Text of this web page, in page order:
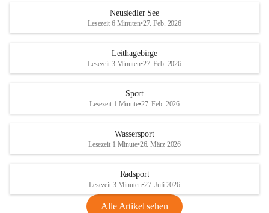
S
und den daraus folgenden wirtschaftlichen
Maßnahmen zur Bekämpfung
Rebe und der Amerikanischen
Anhang VBl. EU Nr. 18
1 Seite•1,4 MB
VBl. EU Nr. 18_2026
r
S
Neusiedler See
Lesezeit 6 Minuten•27. Feb. 2026
Leithagebirge
Lesezeit 3 Minuten•27. Feb. 2026
Sport
Lesezeit 1 Minute•27. Feb. 2026
Wassersport
Lesezeit 1 Minute•26. März 2026
Radsport
Lesezeit 3 Minuten•27. Juli 2026
Alle Artikel sehen